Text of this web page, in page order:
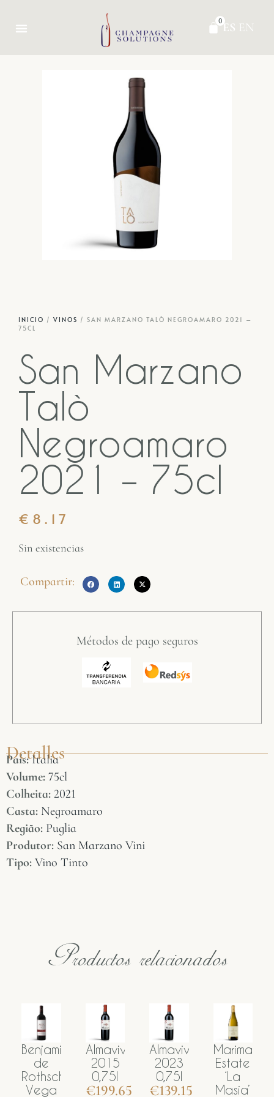
0ES EN
INICIO / VINOS / SAN MARZANO TALÒ NEGROAMARO 2021 –
75CL
San Marzano
Talò
Negroamaro
2021 – 75cl
€ 8.17
Sin existencias
Compartir:
Métodos de pago seguros
Detalles
País:Italia
Volume: 75cl
Colheita: 2021
Casta: Negroamaro
Região: Puglia
Produtor: San Marzano Vini
Tipo: Vino Tinto
Productos relacionados
Vega
Almaviva
2015
0,75l
199.65
Almaviva
2023
0,75l
€ 139.15
Marimar
Estate
Masia’